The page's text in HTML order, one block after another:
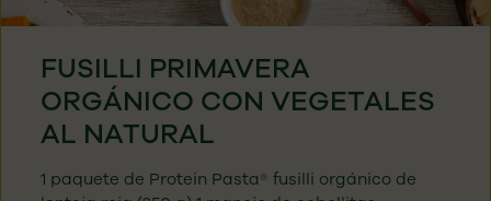
FUSILLI PRIMAVERA
ORGÁNICO CON VEGETALES
AL NATURAL
1 paquete de Protein Pasta® fusilli orgánico de